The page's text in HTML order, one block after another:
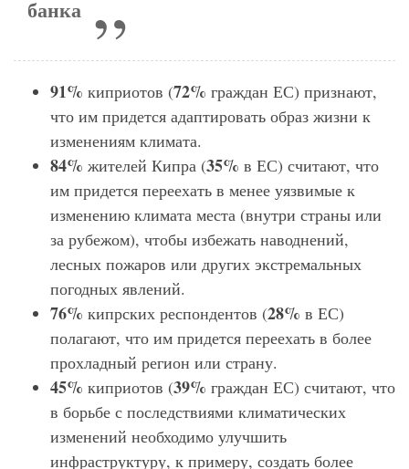
банка
91% киприотов (72% граждан ЕС) признают,
что им придется адаптировать образ жизни к
изменениям климата.
84% жителей Кипра (35% в ЕС) считают, что
им придется переехать в менее уязвимые к
изменению климата места (внутри страны или
за рубежом), чтобы избежать наводнений,
лесных пожаров или других экстремальных
погодных явлений.
76% кипрских респондентов (28% в ЕС)
полагают, что им придется переехать в более
прохладный регион или страну.
45% киприотов (39% граждан ЕС) считают, что
в борьбе с последствиями климатических
изменений необходимо улучшить
инфраструктуру, к примеру, создать более